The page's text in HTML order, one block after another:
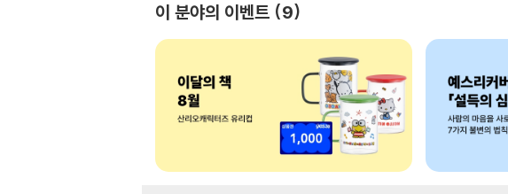
이 분야의 이벤트 9